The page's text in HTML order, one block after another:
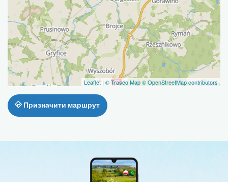
Leaflet | © Traseo Map© OpenStreetMap contributors
Призначити маршрут